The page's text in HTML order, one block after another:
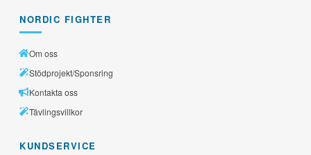
NORDIC FIGHTER
Om oss
Stödprojekt/Sponsring
Kontakta oss
Tävlingsvillkor
KUNDSERVICE